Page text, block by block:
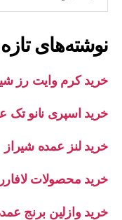
نوشته‌های تازه
خرید کرم وایت رز
خرید اسپری نانو تک
خرید لنز عمده شیراز
خرید محصولات
خرید وازلین برنج